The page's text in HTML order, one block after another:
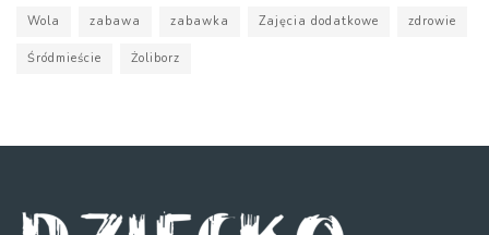
Wola zabawa zabawka Zajęcia dodatkowe zdrowie
Śródmieście Żoliborz